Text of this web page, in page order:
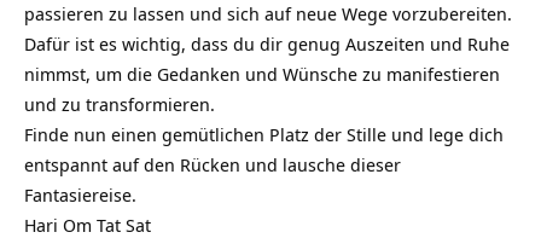
passieren zu lassen und sich auf neue Wege vorzubereiten.
Dafür ist es wichtig, dass du dir genug Auszeiten und Ruhe
nimmst, um die Gedanken und Wünsche zu manifestieren
und zu transformieren.
Finde nun einen gemütlichen Platz der Stille und lege dich
entspannt auf den Rücken und lausche dieser
Fantasiereise.
Hari Om Tat Sat